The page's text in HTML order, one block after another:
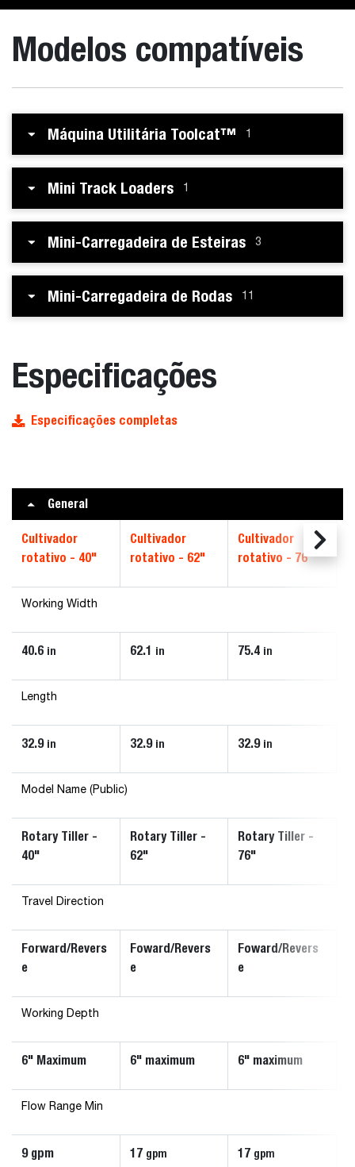
Modelos compatíveis
Máquina Utilitária Toolcat™ 1
Mini Track Loaders 1
Mini-Carregadeira de Esteiras 3
Mini-Carregadeira de Rodas 11
Especificações
Especificações completas
General
Cultivador
rotativo - 40"
Cultivador
rotativo - 62"
Cultivador
rotativo - 76"
Working Width
40.6 in 62.1 in 75.4 in
Length
32.9 in 32.9 in 32.9 in
Model Name (Public)
Rotary Tiller -
40"
Rotary Tiller -
62"
Rotary Tiller -
76"
Travel Direction
Forward/Revers
e
Foward/Revers
e
Foward/Revers
e
Working Depth
6" Maximum 6" maximum 6" maximum
Flow Range Min
9 gpm 17 gpm 17 gpm